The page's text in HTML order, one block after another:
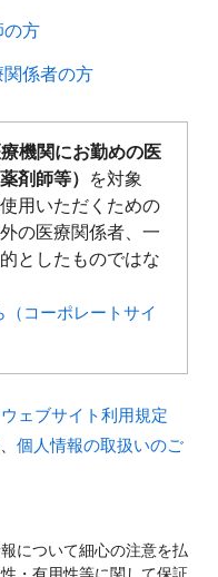
の方​
係者の方​
機関にお勤めの医
剤師等）
を対象
用いただくための
の医療関係者、一
としたものではな
コーポレートサイ
ウェブサイト利用規定
個人情報の取扱いのご
について細心の注意を払
・有用性等に関して保証